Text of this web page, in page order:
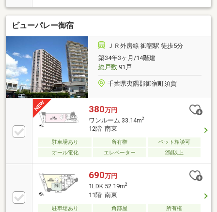
換 ・お手洗い交換・フローリング張替え・全室ク
ロス張替え（アクセントクロス使用）・ダウンライト
設置 ・シーリングライト設置・カーテンレール設
置・クッションフロア貼替・バルコニー洗浄 ・ス
イッチ、コンセントパネル交換・ハウスクリーニング
●〇物件の便利な周辺環境〇●■カスミ 車約9分
■せんどう 車約7分■トライアル 車約7分■セ
ブンイレブン 徒歩約10分■土気小学校 徒歩約7分
■土気中学校 徒歩約17分
ビューパレー御宿
ＪＲ外房線 御宿駅 徒歩5分
築34年3ヶ月/14階建
総戸数91戸
千葉県夷隅郡御宿町須賀
380万円
ワンルーム 33.14m2
12階 南東
駐車場あり 所有権
ペット相談可
オール電化
エレベーター 2階以上
690万円
1LDK 52.19m2
11階 南東
駐車場あり 角部屋
所有権